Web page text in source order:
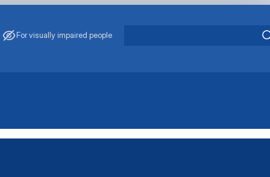
For visually impaired people